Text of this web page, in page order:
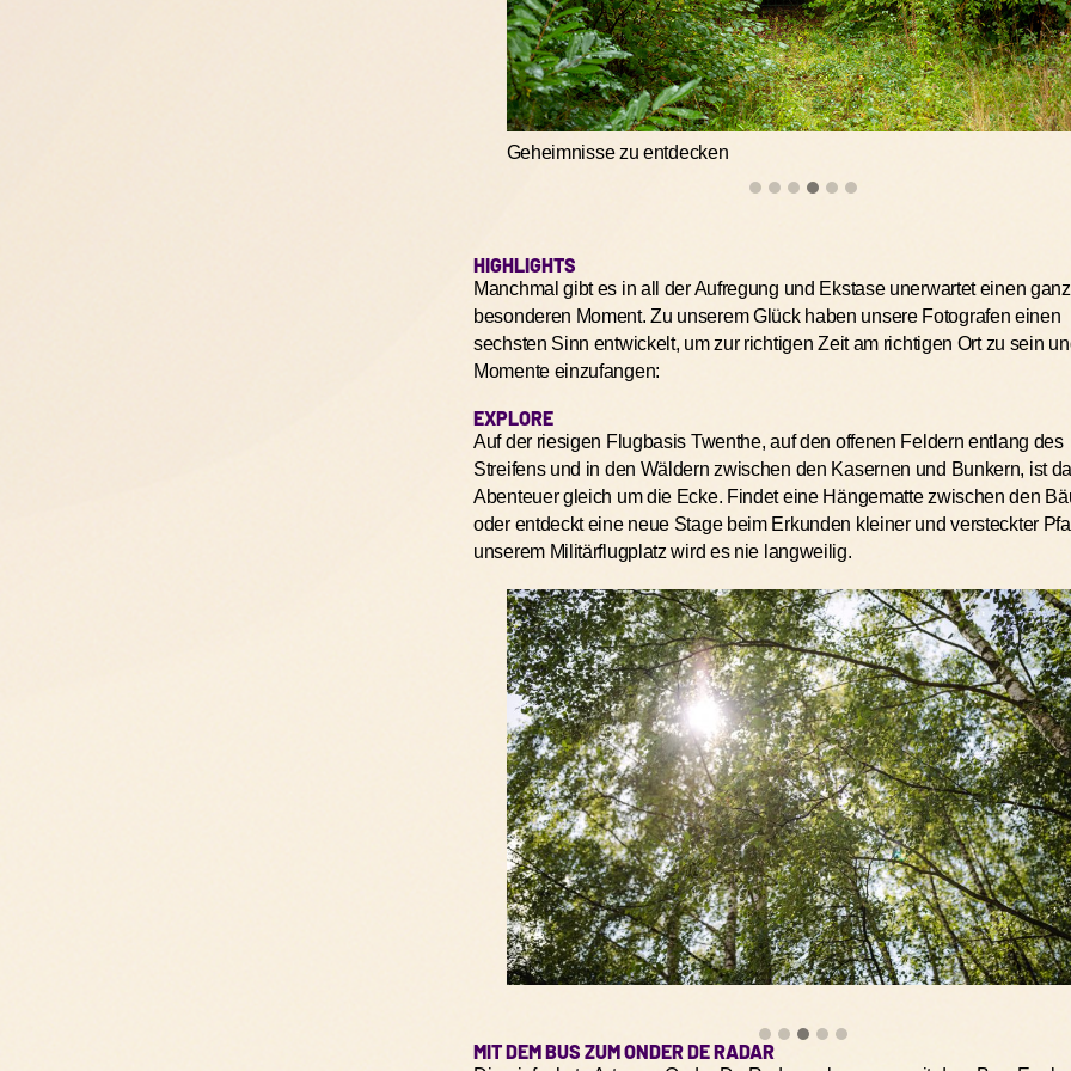
Pfade zum Erkunden
HIGHLIGHTS
Manchmal gibt es in all der Aufregung und Ekstase unerwartet einen ganz
besonderen Moment. Zu unserem Glück haben unsere Fotografen einen
sechsten Sinn entwickelt, um zur richtigen Zeit am richtigen Ort zu sein
Momente einzufangen:
EXPLORE
Auf der riesigen Flugbasis Twenthe, auf den offenen Feldern entlang des
Streifens und in den Wäldern zwischen den Kasernen und Bunkern, ist
Abenteuer gleich um die Ecke. Findet eine Hängematte zwischen den
oder entdeckt eine neue Stage beim Erkunden kleiner und versteckter
unserem Militärflugplatz wird es nie langweilig.
MIT DEM BUS ZUM ONDER DE RADAR
Explore
Auf der riesigen Flugbasis Twenthe, auf den offenen
und in den Wäldern zwischen den Kasernen und
um die Ecke. Findet eine Hängematte zwischen den
neue Stage beim Erkunden kleiner und versteckter
Militärflugplatz wird es nie langweilig.
dem hohen Norden der Niederlande oder aus dem
anreist: Wir haben die passende Möglichkeit für euch.
Wir sind Onder De Radar
Terrain: Erlebt das alles bei Onder De Radar. Noch
• Campingbedarf: Ladegerät, Poncho, Taschenlampe,
• Drogerie: von Paracetamol bis zu Antazida und von
Sonnencreme.
Der Camping-Supermarkt ist 24/7 geöffnet. Möchtest
oder dein Wasser schon gekühlt auf dich wartet?
Nachhaltiges Campen ist die Zukunft!
Das Onder De Radar Festival arbeitet auch dieses Jahr
zusammen. Gemeinsam machen wir es möglich,
und verhindern, dass gutes Material zurückgelassen
Miete deine Campingsachen ganz einfach über unseren
• Miete dein Zelt, Traumpaket, Stuhl, Partyzelt oder
• Hol’s dir direkt bei Ankunft – kein Schleppen von
• Mehr Komfort, weniger Müll
ein grüneres Onder De Radar.